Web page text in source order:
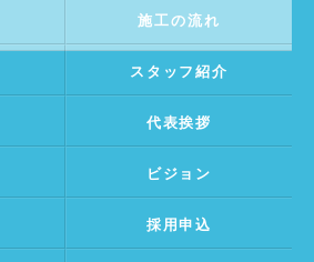
施工の流れ
スタッフ紹介
代表挨拶
ビジョン
採用申込